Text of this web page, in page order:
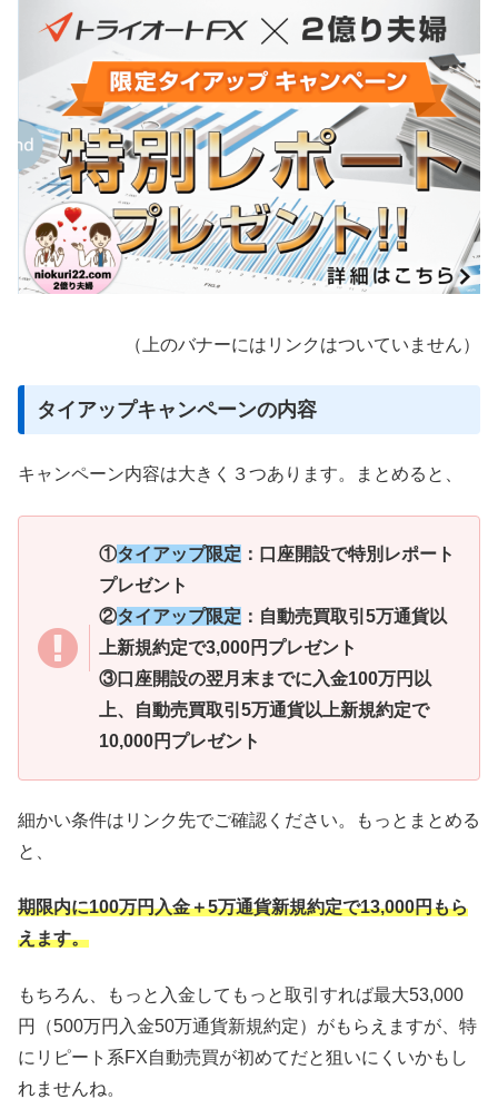
（上のバナーにはリンクはついていません）
タイアップキャンペーンの内容
キャンペーン内容は大きく３つあります。まとめると、
①タイアップ限定 ：口座開設で特別レポート
プレゼント
②タイアップ限定 ：自動売買取引5万通貨以
上新規約定で3,000円プレゼント
③口座開設の翌月末までに入金100万円以
上、自動売買取引5万通貨以上新規約定で
10,000円プレゼント
細かい条件はリンク先でご確認ください。もっとまとめる
と、
期限内に100万円入金＋5万通貨新規約定で13,000円もら
えます。
もちろん、もっと入金してもっと取引すれば最大53,000
円（500万円入金50万通貨新規約定）がもらえますが、特
にリピート系FX自動売買が初めてだと狙いにくいかもし
れませんね。